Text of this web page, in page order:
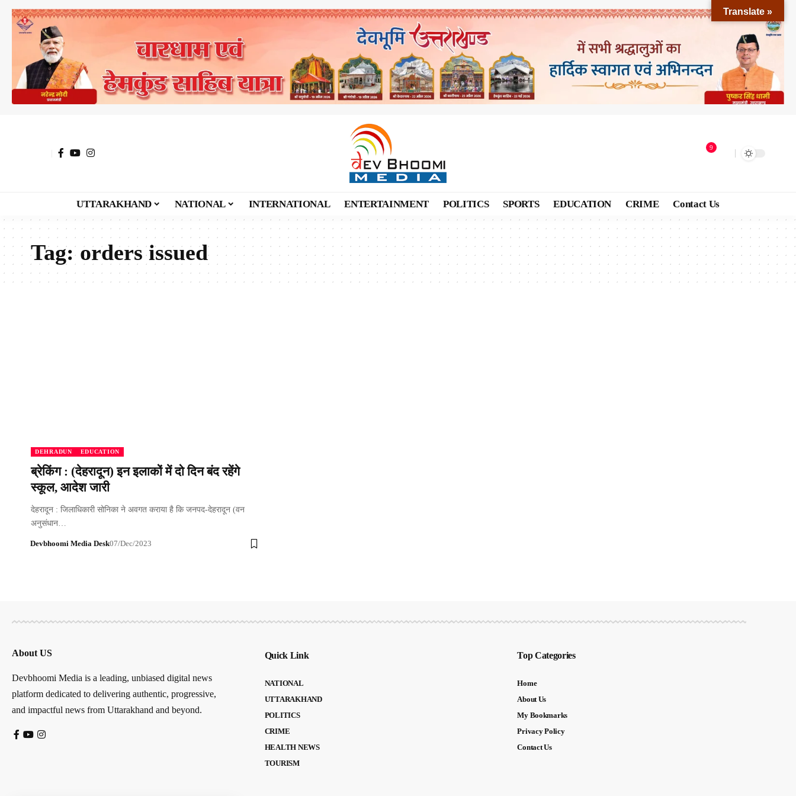
9
UTTARAKHAND NATIONAL INTERNATIONAL ENTERTAINMENT POLITICS SPORTS EDUCATION CRIME Contact Us
Tag:orders issued
DEHRADUN EDUCATION
ब्रेकिंग : (देहरादून) इन इलाकों में दो दिन बंद रहेंगे
स्कूल, आदेश जारी
देहरादून : जिलाधिकारी सोनिका ने अवगत कराया है कि जनपद-देहरादून (वन
अनुसंधान…
Devbhoomi Media Desk07/Dec/2023
About US
Devbhoomi Media is a leading, unbiased digital news
platform dedicated to delivering authentic, progressive,
and impactful news from Uttarakhand and beyond.
Quick Link
NATIONAL
UTTARAKHAND
POLITICS
CRIME
HEALTH NEWS
TOURISM
Top Categories
Home
About Us
My Bookmarks
Privacy Policy
Contact Us
Translate »